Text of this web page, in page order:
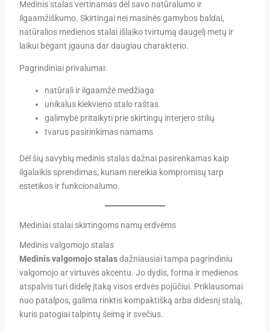
Medinis stalas vertinamas dėl savo natūralumo ir
ilgaamžiškumo. Skirtingai nei masinės gamybos baldai,
natūralios medienos stalai išlaiko tvirtumą daugelį metų ir
laikui bėgant įgauna dar daugiau charakterio.
Pagrindiniai privalumai:
natūrali ir ilgaamžė medžiaga
unikalus kiekvieno stalo raštas
galimybė pritaikyti prie skirtingų interjero stilių
tvarus pasirinkimas namams
Dėl šių savybių medinis stalas dažnai pasirenkamas kaip
ilgalaikis sprendimas, kuriam nereikia kompromisų tarp
estetikos ir funkcionalumo.
Mediniai stalai skirtingoms namų erdvėms
Medinis valgomojo stalas
Medinis valgomojo stalasdažniausiai tampa pagrindiniu
valgomojo ar virtuvės akcentu. Jo dydis, forma ir medienos
atspalvis turi didelę įtaką visos erdvės pojūčiui. Priklausomai
nuo patalpos, galima rinktis kompaktišką arba didesnį stalą,
kuris patogiai talpintų šeimą ir svečius.